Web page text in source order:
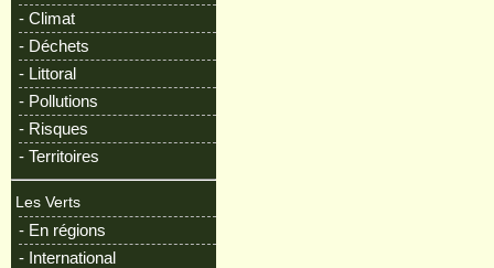
- Climat
- Déchets
- Littoral
- Pollutions
- Risques
- Territoires
Les Verts
- En régions
- International